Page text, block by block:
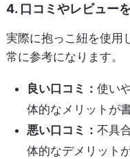
4. 口コミやレビュー
実際に抱っこ紐を使用
常に参考になります。
良い口コミ： 使い
体的なメリットが
悪い口コミ： 不具
体的なデメリット